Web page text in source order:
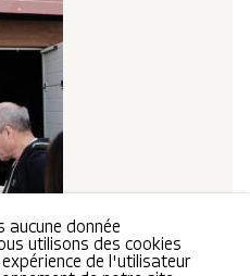
aucune donnée
utilisons des cookies
de l'utilisateur